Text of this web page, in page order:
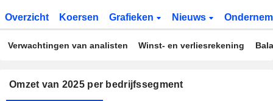
Overzicht Koersen Grafieken Nieuws
Verwachtingen van analisten Winst- en verliesrekening
Omzet van 2025 per bedrijfssegment